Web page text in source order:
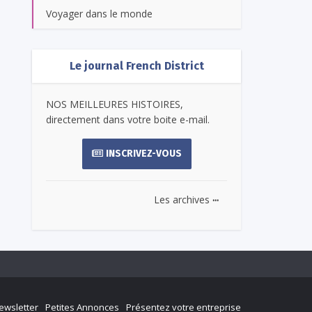
Voyager dans le monde
Le journal French District
NOS MEILLEURES HISTOIRES,
directement dans votre boite e-mail.
INSCRIVEZ-VOUS
Les archives ...
Petites Annonces Présentez votre entreprise